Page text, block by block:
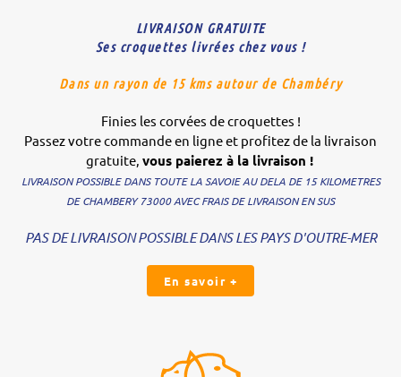
LIVRAISON GRATUITE
Ses croquettes livrées chez vous !
Dans un rayon de 15 kms autour de Chambéry
Finies les corvées de croquettes !
Passez votre commande en ligne et profitez de la livraison
gratuite, vous paierez à la livraison !
LIVRAISON POSSIBLE DANS TOUTE LA SAVOIE AU DELA DE 15 KILOMETRES
DE CHAMBERY 73000 AVEC FRAIS DE LIVRAISON EN SUS
PAS DE LIVRAISON POSSIBLE DANS LES PAYS D'OUTRE-MER
En savoir +